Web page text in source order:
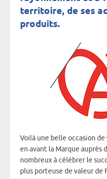
territoire, de ses
produits.
Voilà une belle occasion
en avant la Marque auprès
nombreux à célébrer le
plus porteuse de valeur de